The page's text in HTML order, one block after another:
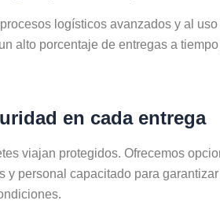
logísticos avanzados y al
alto porcentaje de entregas a
en cada entrega
viajan protegidos. Ofrecemos
y personal capacitado para